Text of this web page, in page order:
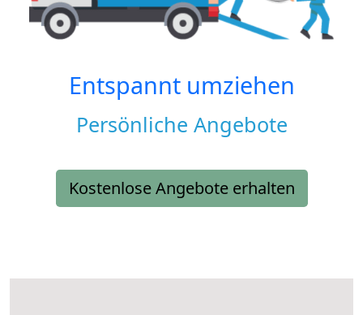
Entspannt umziehen
Persönliche Angebote
Kostenlose Angebote erhalten